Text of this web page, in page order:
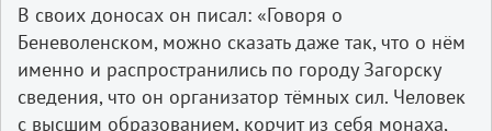
В своих доносах он писал: «Говоря о
Беневоленском, можно сказать даже так, что о нём
именно и распространились по городу Загорску
сведения, что он организатор тёмных сил. Человек
с высшим образованием, корчит из себя монаха,